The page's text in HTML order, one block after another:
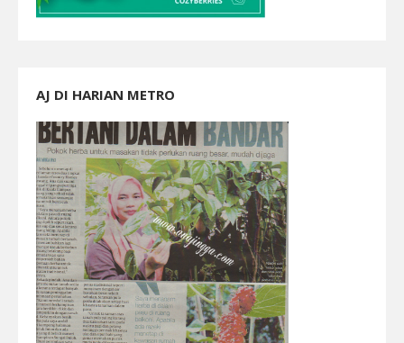
AJ DI HARIAN METRO